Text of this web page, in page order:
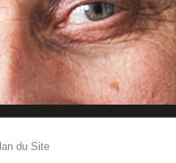
du Site